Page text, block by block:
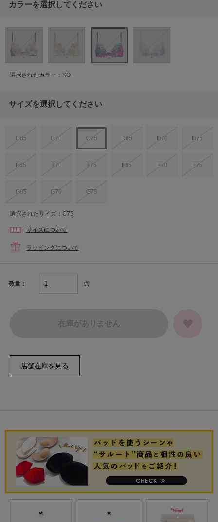
カラーを選択してください
選択されたカラー：KO
サイズを選択してください
C65 C70 C75 D65 D70 D75
E65 E70 E75 F65 F70 F75
G65 G70 G75
選択されたサイズ：C75
サイズについて
ラッピングについて
数量： 点
在庫がありません